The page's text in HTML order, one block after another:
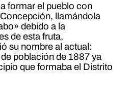
formar el pueblo con
llamándola
debido a la
de esta fruta,
su nombre al actual:
población de 1887 ya
que formaba el Distrito